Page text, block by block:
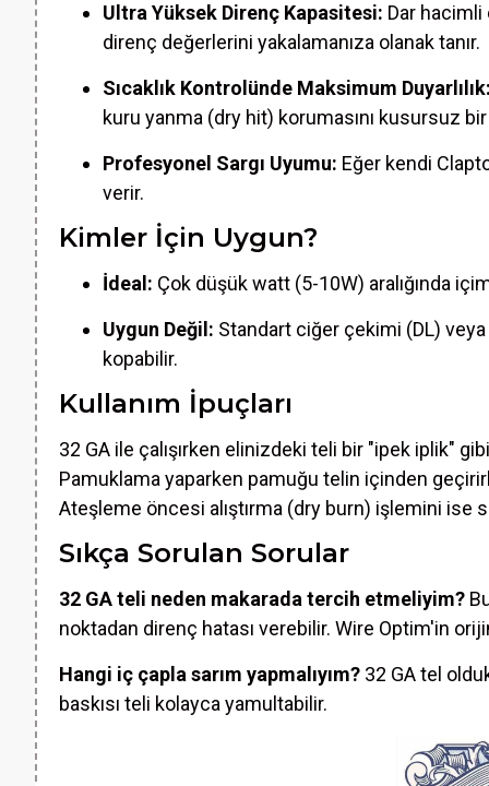
Ultra Yüksek Direnç Kapasitesi: Dar hacimli
direnç değerlerini yakalamanıza olanak tanır.
Sıcaklık Kontrolünde Maksimum
kuru yanma (dry hit) korumasını kusursuz
Profesyonel Sargı Uyumu: Eğer kendi
verir.
Kimler İçin Uygun?
İdeal: Çok düşük watt (5-10W) aralığında
Uygun Değil: Standart ciğer çekimi (DL)
kopabilir.
Kullanım İpuçları
32 GA ile çalışırken elinizdeki teli bir "ipek iplik"
Pamuklama yaparken pamuğu telin içinden
Ateşleme öncesi alıştırma (dry burn) işlemini ise
Sıkça Sorulan Sorular
32 GA teli neden makarada tercih etmeliyim?
noktadan direnç hatası verebilir. Wire Optim'in
Hangi iç çapla sarım yapmalıyım? 32 GA tel
baskısı teli kolayca yamultabilir.